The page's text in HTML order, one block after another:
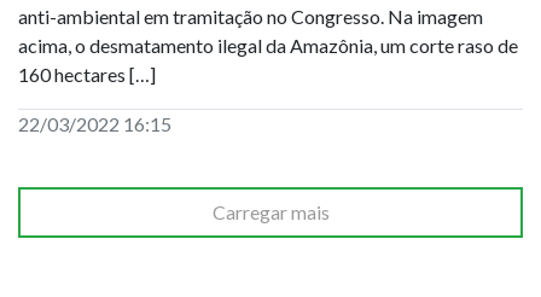
anti-ambiental em tramitação no Congresso. Na imagem
acima, o desmatamento ilegal da Amazônia, um corte raso de
160 hectares […]
22/03/2022 16:15
Carregar mais